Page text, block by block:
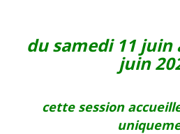
du samedi 11 juin
juin
cette session